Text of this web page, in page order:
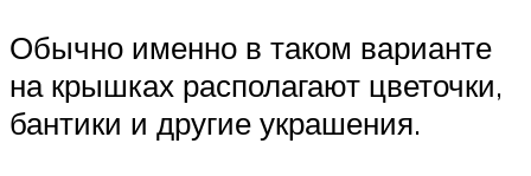
Обычно именно в таком варианте
на крышках располагают цветочки,
бантики и другие украшения.